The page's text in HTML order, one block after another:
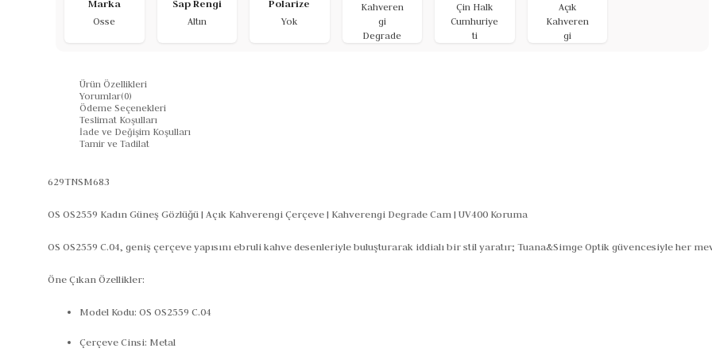
Marka
Osse
Sap Rengi
Altın
Polarize
Yok
Kahveren
gi
Degrade
Çin Halk
Cumhuriye
ti
Açık
Kahveren
gi
Ürün Özellikleri
Yorumlar(0)
Ödeme Seçenekleri
Teslimat Koşulları
İade ve Değişim Koşulları
Tamir ve Tadilat
629TNSM683
OS OS2559 Kadın Güneş Gözlüğü | Açık Kahverengi Çerçeve | Kahverengi Degrade Cam | UV400 Koruma
OS OS2559 C.04, geniş çerçeve yapısını ebruli kahve desenleriyle buluşturarak iddialı bir stil yaratır; Tuana&Simge Optik güvencesiyle her
Öne Çıkan Özellikler:
Model Kodu: OS OS2559 C.04
Çerçeve Cinsi: Metal